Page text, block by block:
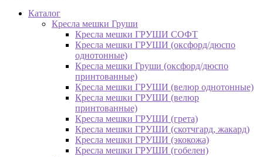
Каталог
Кресла мешки Груши
Кресла мешки ГРУШИ СОФТ
Кресла мешки ГРУШИ (оксфорд/дюспо
однотонные)
Кресла мешки Груши (оксфорд/дюспо
принтованные)
Кресла мешки ГРУШИ (велюр однотонные)
Кресла мешки ГРУШИ (велюр
принтованные)
Кресла мешки ГРУШИ (грета)
Кресла мешки ГРУШИ (скотчгард, жакард)
Кресла мешки ГРУШИ (экокожа)
Кресла мешки ГРУШИ (гобелен)